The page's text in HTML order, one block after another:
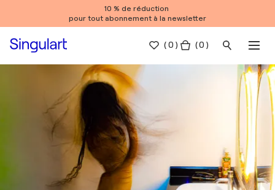
10 % de réduction
pour tout abonnement à la newsletter
(0 ) ( 0 )